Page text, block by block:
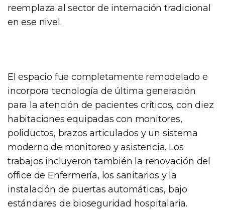
reemplaza al sector de internación tradicional
en ese nivel.
El espacio fue completamente remodelado e
incorpora tecnología de última generación
para la atención de pacientes críticos, con diez
habitaciones equipadas con monitores,
poliductos, brazos articulados y un sistema
moderno de monitoreo y asistencia. Los
trabajos incluyeron también la renovación del
office de Enfermería, los sanitarios y la
instalación de puertas automáticas, bajo
estándares de bioseguridad hospitalaria.